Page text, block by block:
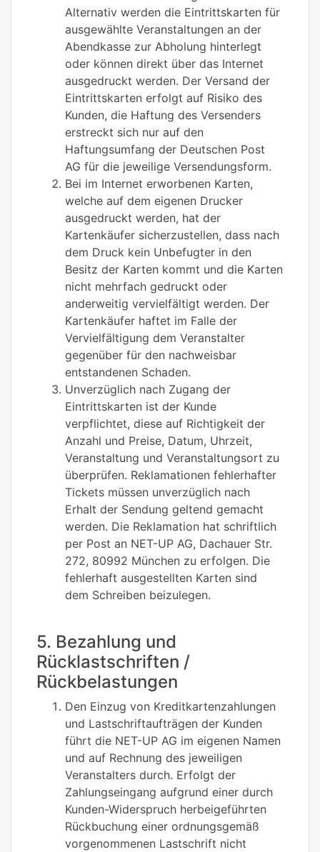
Alternativ werden die Eintrittskarten für
ausgewählte Veranstaltungen an der
Abendkasse zur Abholung hinterlegt
oder können direkt über das Internet
ausgedruckt werden. Der Versand der
Eintrittskarten erfolgt auf Risiko des
Kunden, die Haftung des Versenders
erstreckt sich nur auf den
Haftungsumfang der Deutschen Post
AG für die jeweilige Versendungsform.
Bei im Internet erworbenen Karten,
welche auf dem eigenen Drucker
ausgedruckt werden, hat der
Kartenkäufer sicherzustellen, dass nach
dem Druck kein Unbefugter in den
Besitz der Karten kommt und die Karten
nicht mehrfach gedruckt oder
anderweitig vervielfältigt werden. Der
Kartenkäufer haftet im Falle der
Vervielfältigung dem Veranstalter
gegenüber für den nachweisbar
entstandenen Schaden.
Unverzüglich nach Zugang der
Eintrittskarten ist der Kunde
verpflichtet, diese auf Richtigkeit der
Anzahl und Preise, Datum, Uhrzeit,
Veranstaltung und Veranstaltungsort zu
überprüfen. Reklamationen fehlerhafter
Tickets müssen unverzüglich nach
Erhalt der Sendung geltend gemacht
werden. Die Reklamation hat schriftlich
per Post an NET-UP AG, Dachauer Str.
272, 80992 München zu erfolgen. Die
fehlerhaft ausgestellten Karten sind
dem Schreiben beizulegen.
5. Bezahlung und
Rücklastschriften /
Rückbelastungen
Den Einzug von Kreditkartenzahlungen
und Lastschriftaufträgen der Kunden
führt die NET-UP AG im eigenen Namen
und auf Rechnung des jeweiligen
Veranstalters durch. Erfolgt der
Zahlungseingang aufgrund einer durch
Kunden-Widerspruch herbeigeführten
Rückbuchung einer ordnungsgemäß
vorgenommenen Lastschrift nicht